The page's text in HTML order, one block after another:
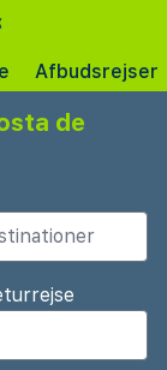
Afbudsrejser
de